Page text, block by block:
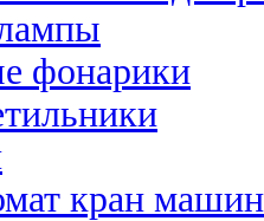
фонарики
кран